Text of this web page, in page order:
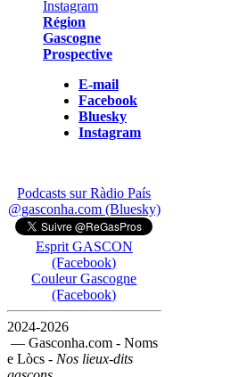
Région
Gascogne
Prospective
E-mail
Facebook
Bluesky
Instagram
Podcasts sur Ràdio País
@gasconha.com (Bluesky)
Esprit GASCON
(Facebook)
Couleur Gascogne
(Facebook)
2024-2026
— Gasconha.com - Noms
e Lòcs - Nos lieux-dits